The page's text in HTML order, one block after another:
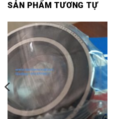
SẢN PHẨM TƯƠNG TỰ